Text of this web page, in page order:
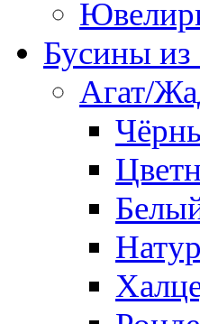
Бусины из
Агат/